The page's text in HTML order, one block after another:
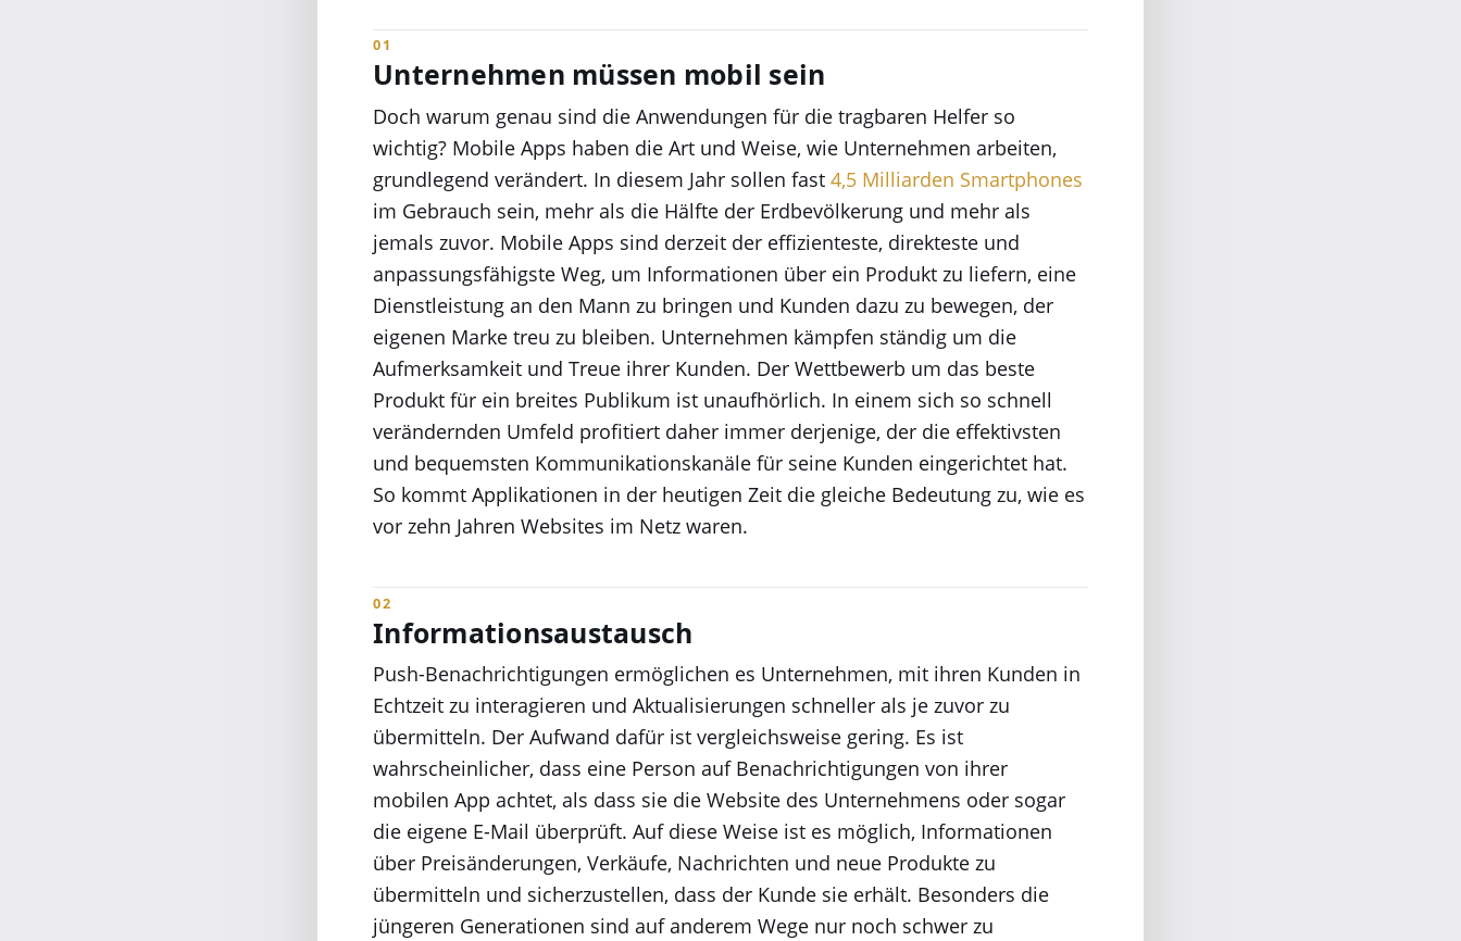
Unternehmen müssen mobil sein
Doch warum genau sind die Anwendungen für die tragbaren Helfer so
wichtig? Mobile Apps haben die Art und Weise, wie Unternehmen arbeiten,
grundlegend verändert. In diesem Jahr sollen fast4,5 Milliarden Smartphones
im Gebrauch sein, mehr als die Hälfte der Erdbevölkerung und mehr als
jemals zuvor. Mobile Apps sind derzeit der effizienteste, direkteste und
anpassungsfähigste Weg, um Informationen über ein Produkt zu liefern, eine
Dienstleistung an den Mann zu bringen und Kunden dazu zu bewegen, der
eigenen Marke treu zu bleiben. Unternehmen kämpfen ständig um die
Aufmerksamkeit und Treue ihrer Kunden. Der Wettbewerb um das beste
Produkt für ein breites Publikum ist unaufhörlich. In einem sich so schnell
verändernden Umfeld profitiert daher immer derjenige, der die effektivsten
und bequemsten Kommunikationskanäle für seine Kunden eingerichtet hat.
So kommt Applikationen in der heutigen Zeit die gleiche Bedeutung zu, wie es
vor zehn Jahren Websites im Netz waren.
Informationsaustausch
Push-Benachrichtigungen ermöglichen es Unternehmen, mit ihren Kunden in
Echtzeit zu interagieren und Aktualisierungen schneller als je zuvor zu
übermitteln. Der Aufwand dafür ist vergleichsweise gering. Es ist
wahrscheinlicher, dass eine Person auf Benachrichtigungen von ihrer
mobilen App achtet, als dass sie die Website des Unternehmens oder sogar
die eigene E-Mail überprüft. Auf diese Weise ist es möglich, Informationen
über Preisänderungen, Verkäufe, Nachrichten und neue Produkte zu
übermitteln und sicherzustellen, dass der Kunde sie erhält. Besonders die
jüngeren Generationen sind auf anderem Wege nur noch schwer zu